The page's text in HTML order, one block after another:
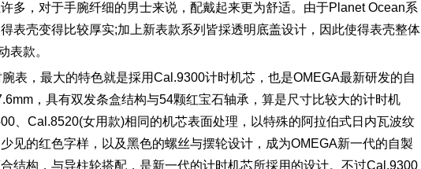
多，对于手腕纤细的男士来说，配戴起来更为舒适。由于Planet Ocean系
表壳变得比较厚实;加上新表款系列皆採透明底盖设计，因此使得表壳整体
表款。
表，最大的特色就是採用Cal.9300计时机芯，也是OMEGA最新研发的自
，具有双发条盒结构与54颗红宝石轴承，算是尺寸比较大的计时机
、Cal.8520(女用款)相同的机芯表面处理，以特殊的阿拉伯式日内瓦波纹
见的红色字样，以及黑色的螺丝与摆轮设计，成为OMEGA新一代的自製
结构，与导柱轮搭配，是新一代的计时机芯所採用的设计。不过Cal.9300